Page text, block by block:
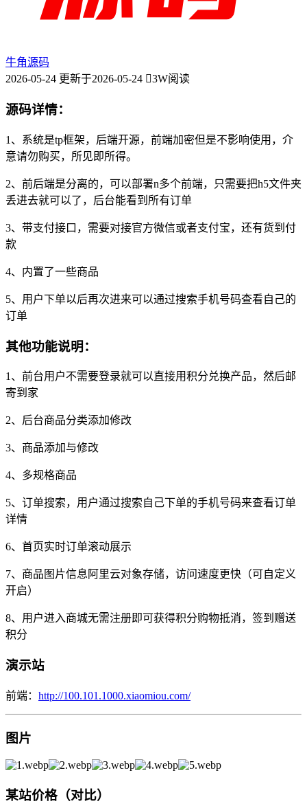
牛角源码
2026-05-24 更新于2026-05-24 3W阅读
源码详情：
1、系统是tp框架，后端开源，前端加密但是不影响使用，介
意请勿购买，所见即所得。
2、前后端是分离的，可以部署n多个前端，只需要把h5文件夹
丢进去就可以了，后台能看到所有订单
3、带支付接口，需要对接官方微信或者支付宝，还有货到付
款
4、内置了一些商品
5、用户下单以后再次进来可以通过搜索手机号码查看自己的
订单
其他功能说明：
1、前台用户不需要登录就可以直接用积分兑换产品，然后邮
寄到家
2、后台商品分类添加修改
3、商品添加与修改
4、多规格商品
5、订单搜索，用户通过搜索自己下单的手机号码来查看订单
详情
6、首页实时订单滚动展示
7、商品图片信息阿里云对象存储，访问速度更快（可自定义
开启）
8、用户进入商城无需注册即可获得积分购物抵消，签到赠送
积分
演示站
前端： http://100.101.1000.xiaomiou.com/
图片
某站价格（对比）